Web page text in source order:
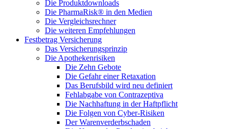
Die Produktdownloads
Die PharmaRisk® in den Medien
Die Vergleichsrechner
Die weiteren Empfehlungen
Festbetrag Versicherung
Das Versicherungsprinzip
Die Apothekenrisiken
Die Zehn Gebote
Die Gefahr einer Retaxation
Das Berufsbild wird neu definiert
Fehlabgabe von Contrazeptiva
Die Nachhaftung in der Haftpflicht
Die Folgen von Cyber-Risiken
Der Warenverderbschaden